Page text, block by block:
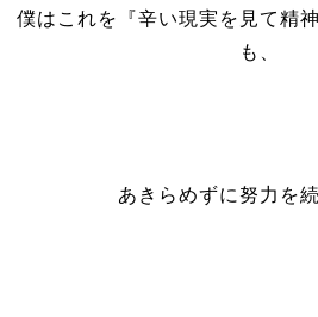
僕はこれを『辛い現実を見て精
も、
あきらめずに努力を